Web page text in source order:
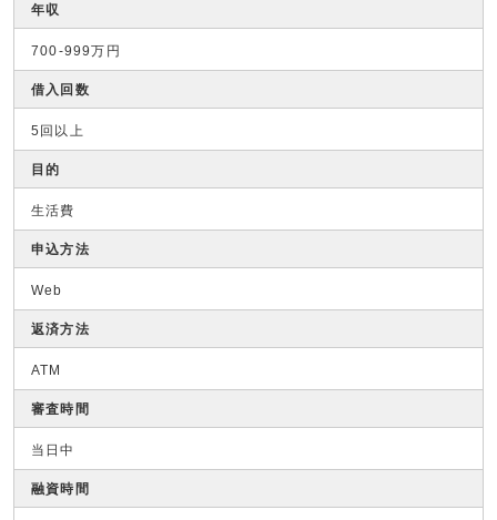
年収
700-999万円
借入回数
5回以上
目的
生活費
申込方法
Web
返済方法
ATM
審査時間
当日中
融資時間